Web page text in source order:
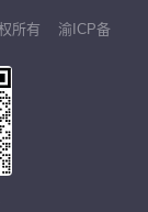
所有
渝ICP备